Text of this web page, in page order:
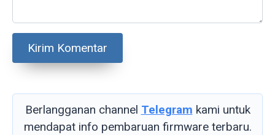
Berlangganan channel Telegram kami untuk
mendapat info pembaruan firmware terbaru.